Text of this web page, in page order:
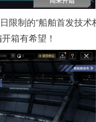
限制的“船舶首发技术
箱有希望！